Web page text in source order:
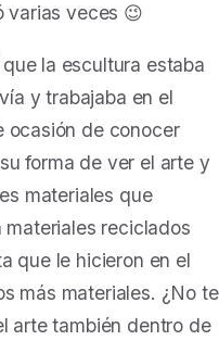
varias veces 😉
la escultura estaba
y trabajaba en el
ocasión de conocer
forma de ver el arte y
materiales que
materiales reciclados
que le hicieron en el
más materiales. ¿No te
arte también dentro de